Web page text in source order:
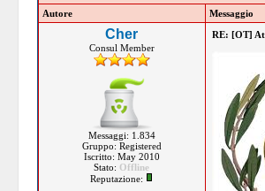
Autore Messaggio
Cher
Consul Member
Messaggi: 1.834
Gruppo: Registered
Iscritto: May 2010
Stato: Offline
Reputazione:
RE: [OT]